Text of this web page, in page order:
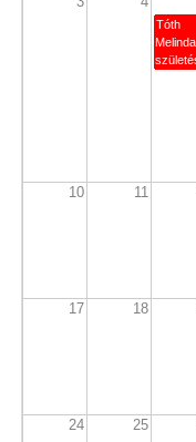
10 11
17 18
24 25
Tóth
Melinda